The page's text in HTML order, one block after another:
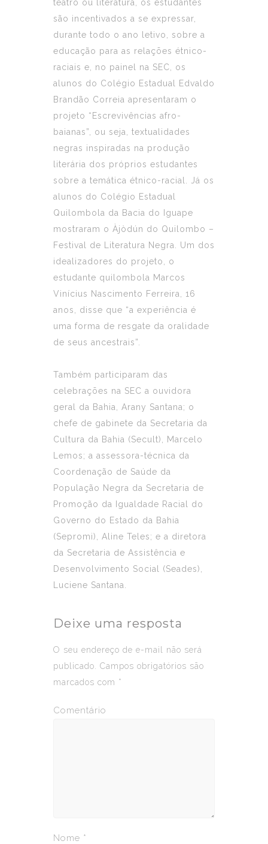
teatro ou literatura, os estudantes
são incentivados a se expressar,
durante todo o ano letivo, sobre a
educação para as relações étnico-
raciais e, no painel na SEC, os
alunos do Colégio Estadual Edvaldo
Brandão Correia apresentaram o
projeto “Escrevivências afro-
baianas”, ou seja, textualidades
negras inspiradas na produção
literária dos próprios estudantes
sobre a temática étnico-racial. Já os
alunos do Colégio Estadual
Quilombola da Bacia do Iguape
mostraram o Àjòdún do Quilombo –
Festival de Literatura Negra. Um dos
idealizadores do projeto, o
estudante quilombola Marcos
Vinícius Nascimento Ferreira, 16
anos, disse que “a experiência é
uma forma de resgate da oralidade
de seus ancestrais”.
Também participaram das
celebrações na SEC a ouvidora
geral da Bahia, Arany Santana; o
chefe de gabinete da Secretaria da
Cultura da Bahia (Secult), Marcelo
Lemos; a assessora-técnica da
Coordenação de Saúde da
População Negra da Secretaria de
Promoção da Igualdade Racial do
Governo do Estado da Bahia
(Sepromi), Aline Teles; e a diretora
da Secretaria de Assistência e
Desenvolvimento Social (Seades),
Luciene Santana.
Deixe uma resposta
O seu endereço de e-mail não será
publicado.
Campos obrigatórios são
marcados com *
Comentário
Nome *